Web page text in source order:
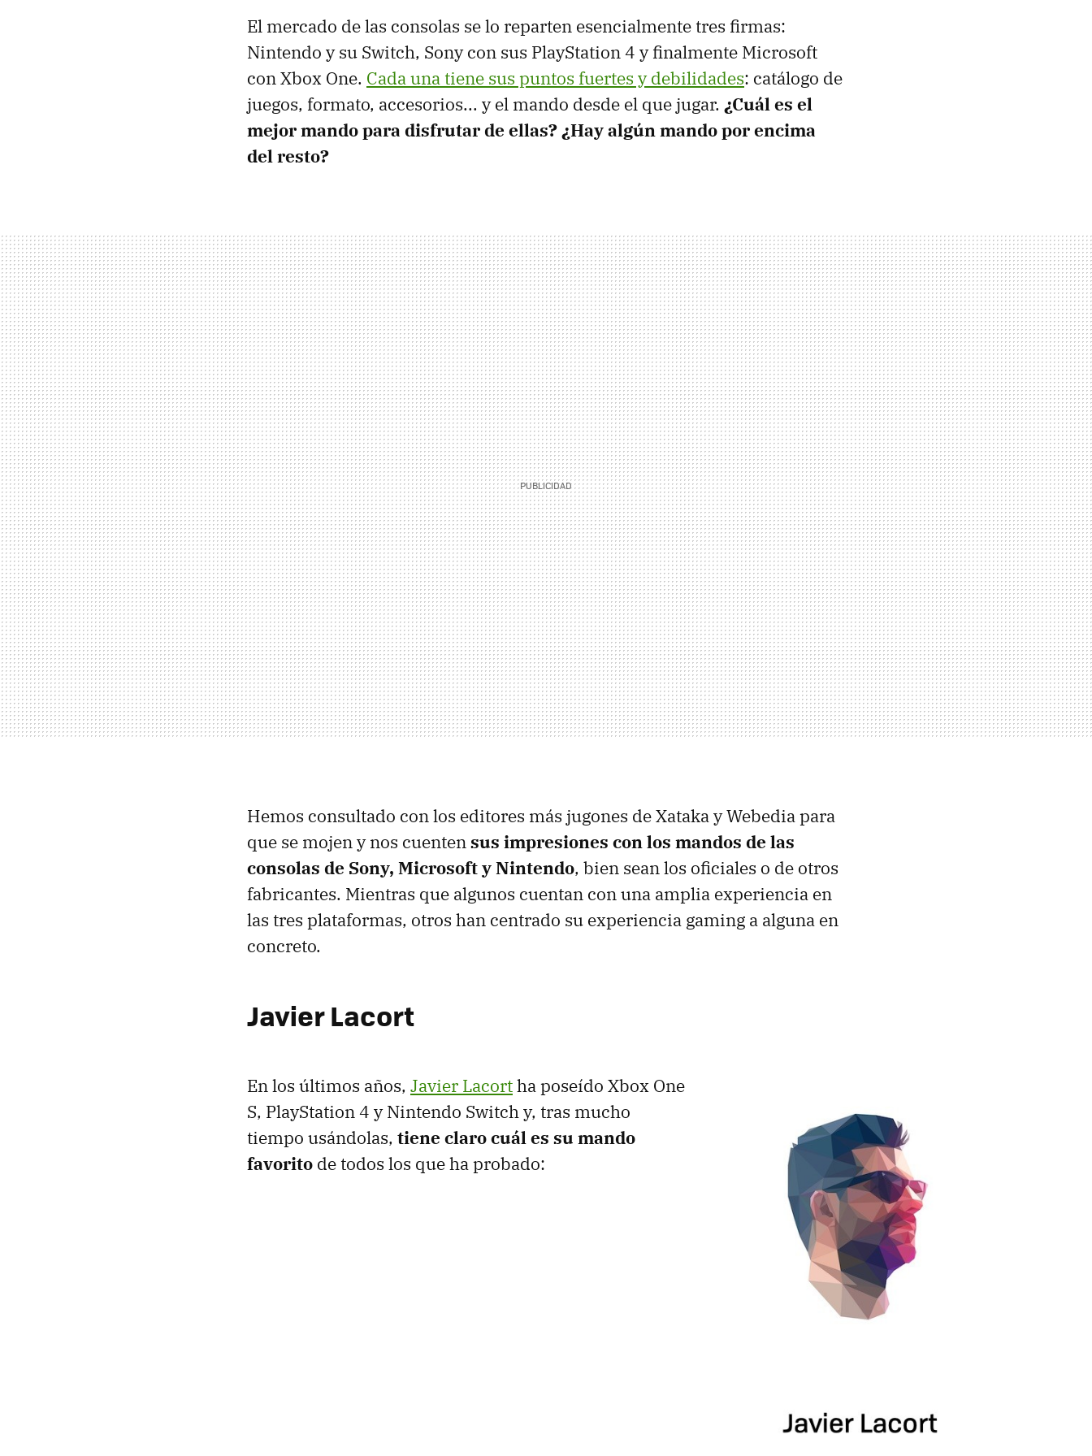
El mercado de las consolas se lo reparten esencialmente tres firmas:
Nintendo y su Switch, Sony con sus PlayStation 4 y finalmente Microsoft
con Xbox One. Cada una tiene sus puntos fuertes y debilidades: catálogo de
juegos, formato, accesorios... y el mando desde el que jugar. ¿Cuál es el
mejor mando para disfrutar de ellas? ¿Hay algún mando por encima
del resto?
Hemos consultado con los editores más jugones de Xataka y Webedia para
que se mojen y nos cuentensus impresiones con los mandos de las
consolas de Sony, Microsoft y Nintendo, bien sean los oficiales o de otros
fabricantes. Mientras que algunos cuentan con una amplia experiencia en
las tres plataformas, otros han centrado su experiencia gaming a alguna en
concreto.
Javier Lacort
En los últimos años, Javier Lacortha poseído Xbox One
S, PlayStation 4 y Nintendo Switch y, tras mucho
tiempo usándolas, tiene claro cuál es su mando
favorito de todos los que ha probado: